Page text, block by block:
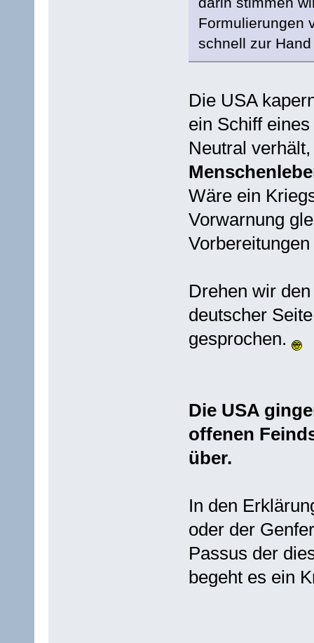
Formulierungen
schnell zur Hand
Die USA
ein Schiff
Neutral
Wäre ein
Vorwarnung
Drehen wir
deutscher
gesprochen.
Die USA
offenen
über.
In den
oder der
Passus der
begeht es ein